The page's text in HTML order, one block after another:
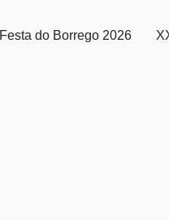
Festa do Borrego 2026